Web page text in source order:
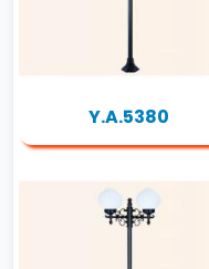
Y.A.5380